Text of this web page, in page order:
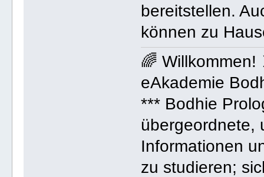
bereitstellen.
können zu
🌈
eAkademie
*** Bodhie
übergeordnete,
Informationen
zu studieren;